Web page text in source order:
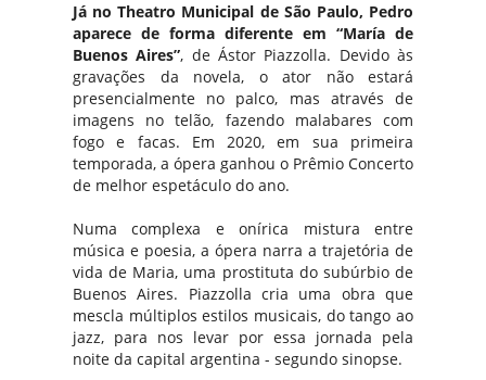
Já no Theatro Municipal de São Paulo, Pedro
aparece de forma diferente em “María de
Buenos Aires”, de Ástor Piazzolla. Devido às
gravações da novela, o ator não estará
presencialmente no palco, mas através de
imagens no telão, fazendo malabares com
fogo e facas. Em 2020, em sua primeira
temporada, a ópera ganhou o Prêmio Concerto
de melhor espetáculo do ano.
Numa complexa e onírica mistura entre
música e poesia, a ópera narra a trajetória de
vida de Maria, uma prostituta do subúrbio de
Buenos Aires. Piazzolla cria uma obra que
mescla múltiplos estilos musicais, do tango ao
jazz, para nos levar por essa jornada pela
noite da capital argentina - segundo sinopse.